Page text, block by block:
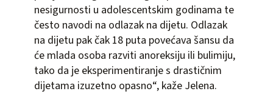
nesigurnosti u adolescentskim godinama te
često navodi na odlazak na dijetu. Odlazak
na dijetu pak čak 18 puta povećava šansu da
će mlada osoba razviti anoreksiju ili bulimiju,
tako da je eksperimentiranje s drastičnim
dijetama izuzetno opasno“, kaže Jelena.